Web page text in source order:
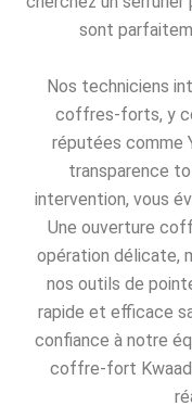
sont
Nos techniciens
coffres-forts, y
réputées comme
transparence
intervention, vous
Une ouverture
opération délicate,
nos outils de
rapide et efficace
confiance à notre
coffre-fort